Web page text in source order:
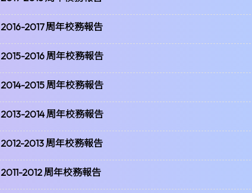
2016-2017 周年校務報告
2015-2016 周年校務報告
2014-2015 周年校務報告
2013-2014 周年校務報告
2012-2013 周年校務報告
2011-2012 周年校務報告